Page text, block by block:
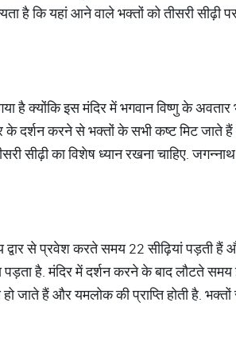
है कि यहां आने वाले भक्तों को तीसरी
है क्योंकि इस मंदिर में भगवान विष्णु के
के दर्शन करने से भक्तों के सभी कष्ट मिट जाते हैं
सीढ़ी का विशेष ध्यान रखना चाहिए. जगन्नाथ
से प्रवेश करते समय 22 सीढ़ियां पड़ती हैं
है. मंदिर में दर्शन करने के बाद लौटते समय
जाते हैं और यमलोक की प्राप्ति होती है.